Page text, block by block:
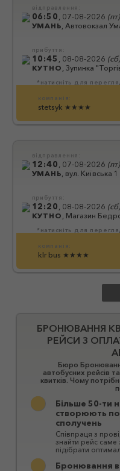
*натисніть для
відправлення:
06:50 07-08-2026 (пт)
УМАНЬ Автовокзал
прибуття:
10:45 08-08-2026 (сб)
КУТНО Зупинка
компанія:
stetsyk ★★★★
*натисніть для
відправлення:
12:40 07-08-2026 (пт)
УМАНЬ вул. Київська 1
прибуття:
12:20 08-08-2026 (сб)
КУТНО Магазин
компанія:
klr bus ★★★★
БРОНЮВАННЯ
РЕЙСИ З
Бюро
автобусних рейсів
квитків. Чому
Більше 50-ти
створюють
сполучень
Співпраця з
знайти рейс
підібрати
Бронювання